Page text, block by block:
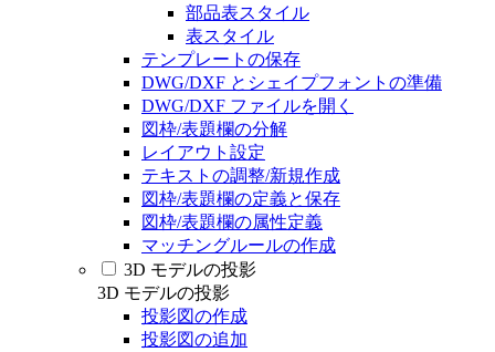
部品表スタイル
表スタイル
テンプレートの保存
DWG/DXF とシェイプフォントの準備
DWG/DXF ファイルを開く
図枠/表題欄の分解
レイアウト設定
テキストの調整/新規作成
図枠/表題欄の定義と保存
図枠/表題欄の属性定義
マッチングルールの作成
3D モデルの投影
3D モデルの投影
投影図の作成
投影図の追加